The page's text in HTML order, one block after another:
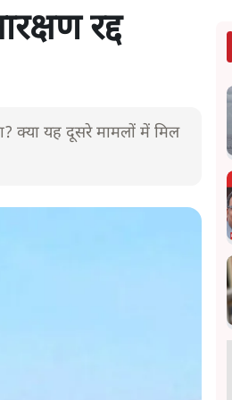
रद्द
क्या यह दूसरे मामलों में मिल